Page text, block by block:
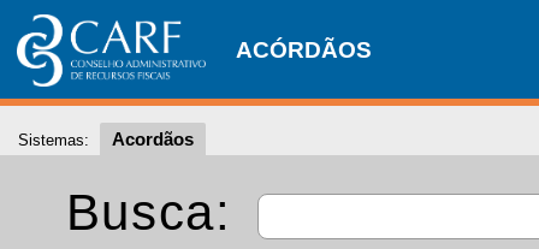
ACÓRDÃOS
Sistemas: Acordãos
Busca: